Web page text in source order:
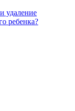
удаление
ребенка?